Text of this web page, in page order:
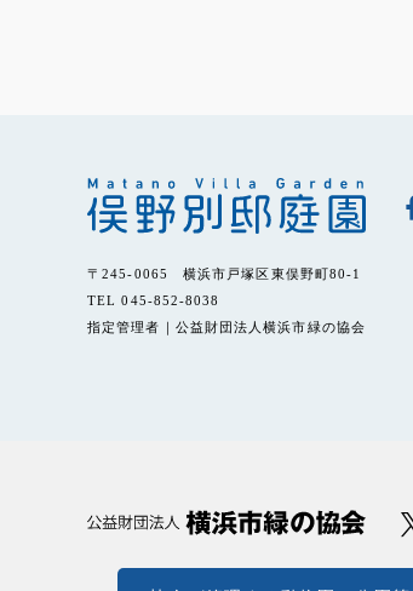
〒245-0065 横浜市戸塚区東俣野町80-1
TEL 045-852-8038
指定管理者｜公益財団法人横浜市緑の協会